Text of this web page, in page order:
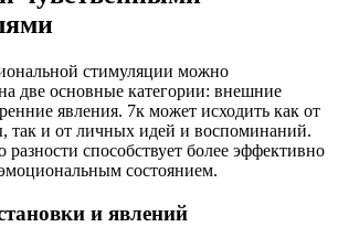
стимуляции можно
две основные категории: внешние
явления. 7к может исходить как от
так и от личных идей и воспоминаний.
способствует более эффективно
состоянием.
и явлений